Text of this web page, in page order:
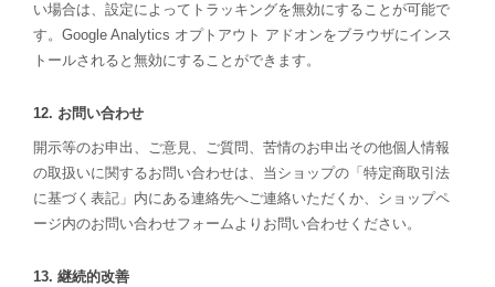
い場合は、設定によってトラッキングを無効にすることが可能で
す。Google Analytics オプトアウト アドオンをブラウザにインス
トールされると無効にすることができます。
12. お問い合わせ
開示等のお申出、ご意見、ご質問、苦情のお申出その他個人情報
の取扱いに関するお問い合わせは、当ショップの「特定商取引法
に基づく表記」内にある連絡先へご連絡いただくか、ショップペ
ージ内のお問い合わせフォームよりお問い合わせください。
13. 継続的改善